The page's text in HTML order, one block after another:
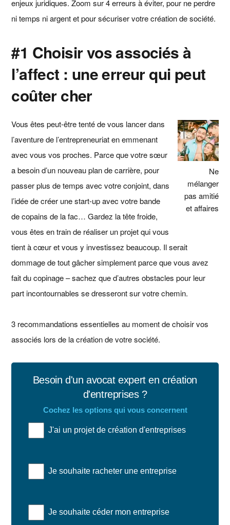
enjeux juridiques. Zoom sur 4 erreurs à éviter, pour ne perdre
ni temps ni argent et pour sécuriser votre création de société.
#1 Choisir vos associés à
l’affect : une erreur qui peut
coûter cher
Ne
mélanger
pas amitié
et affaires
Vous êtes peut-être tenté de vous lancer dans
l’aventure de l’entrepreneuriat en emmenant
avec vous vos proches. Parce que votre sœur
a besoin d’un nouveau plan de carrière, pour
passer plus de temps avec votre conjoint, dans
l’idée de créer une start-up avec votre bande
de copains de la fac… Gardez la tête froide,
vous êtes en train de réaliser un projet qui vous
tient à cœur et vous y investissez beaucoup. Il serait
dommage de tout gâcher simplement parce que vous avez
fait du copinage – sachez que d’autres obstacles pour leur
part incontournables se dresseront sur votre chemin.
3 recommandations essentielles au moment de choisir vos
associés lors de la création de votre société.
Besoin d'un avocat expert en création
d'entreprises ?
Cochez les options qui vous concernent
J'ai un projet de création d'entreprises
Je souhaite racheter une entreprise
Je souhaite céder mon entreprise